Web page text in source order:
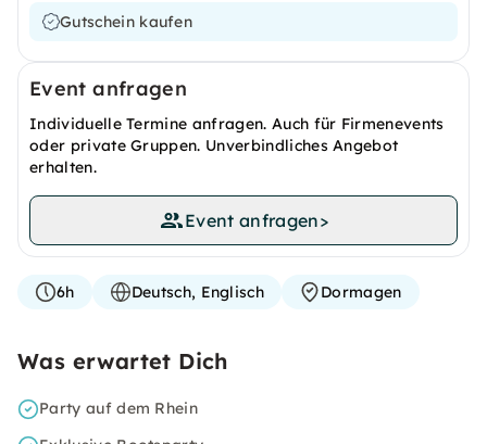
Gutschein kaufen
Event anfragen
Individuelle Termine anfragen. Auch für Firmenevents
oder private Gruppen. Unverbindliches Angebot
erhalten.
Event anfragen>
6h Deutsch, Englisch Dormagen
Was erwartet Dich
Party auf dem Rhein